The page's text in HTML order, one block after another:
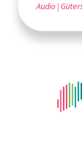
Audio